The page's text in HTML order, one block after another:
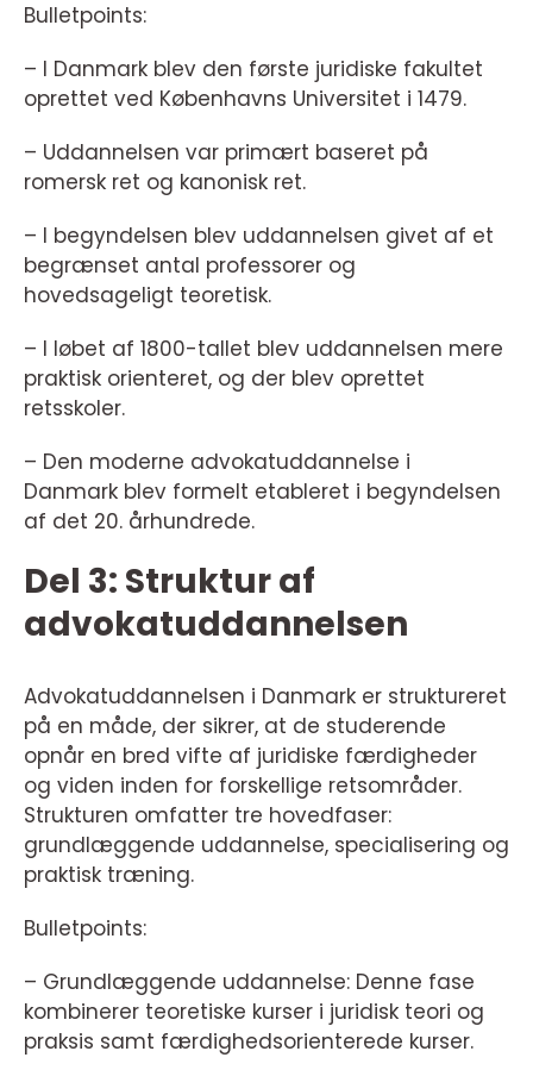
Bulletpoints:
– I Danmark blev den første juridiske fakultet
oprettet ved Københavns Universitet i 1479.
– Uddannelsen var primært baseret på
romersk ret og kanonisk ret.
– I begyndelsen blev uddannelsen givet af et
begrænset antal professorer og
hovedsageligt teoretisk.
– I løbet af 1800-tallet blev uddannelsen mere
praktisk orienteret, og der blev oprettet
retsskoler.
– Den moderne advokatuddannelse i
Danmark blev formelt etableret i begyndelsen
af det 20. århundrede.
Del 3: Struktur af
advokatuddannelsen
Advokatuddannelsen i Danmark er struktureret
på en måde, der sikrer, at de studerende
opnår en bred vifte af juridiske færdigheder
og viden inden for forskellige retsområder.
Strukturen omfatter tre hovedfaser:
grundlæggende uddannelse, specialisering og
praktisk træning.
Bulletpoints:
– Grundlæggende uddannelse: Denne fase
kombinerer teoretiske kurser i juridisk teori og
praksis samt færdighedsorienterede kurser.